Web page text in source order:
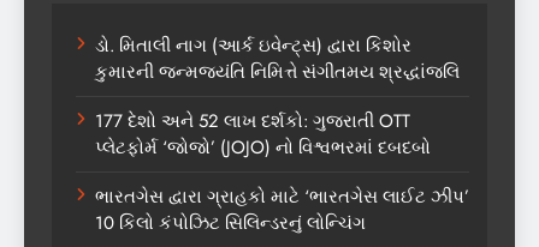
ડો. મિતાલી નાગ (આર્ક ઇવેન્ટ્સ) દ્વારા કિશોર
કુમારની જન્મજયંતિ નિમિત્તે સંગીતમય શ્રદ્ધાંજલિ
177 દેશો અને 52 લાખ દર્શકો: ગુજરાતી OTT
પ્લેટફોર્મ ‘જોજો’ (JOJO) નો વિશ્વભરમાં દબદબો
ભારતગેસ દ્વારા ગ્રાહકો માટે ‘ભારતગેસ લાઈટ ઝીપ’
10 કિલો કંપોઝિટ સિલિન્ડરનું લોન્ચિંગ